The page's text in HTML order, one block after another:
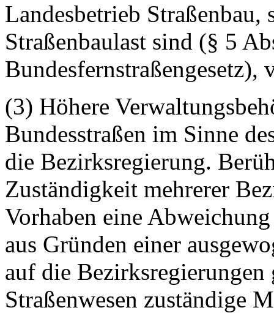
Landesbetrieb
Straßenbaulast sind (§ 5
Bundesfernstraßengesetz),
(3) Höhere
Bundesstraßen im Sinne
die Bezirksregierung.
Zuständigkeit mehrerer
Vorhaben eine
aus Gründen einer
auf die
Straßenwesen zuständige